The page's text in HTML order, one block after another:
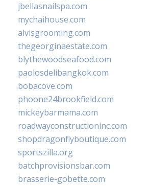
jbellasnailspa.com
mychaihouse.com
alvisgrooming.com
thegeorginaestate.com
blythewoodseafood.com
paolosdelibangkok.com
bobacove.com
phoone24brookfield.com
mickeybarmama.com
roadwayconstructioninc.com
shopdragonflyboutique.com
sportszilla.org
batchprovisionsbar.com
brasserie-gobette.com